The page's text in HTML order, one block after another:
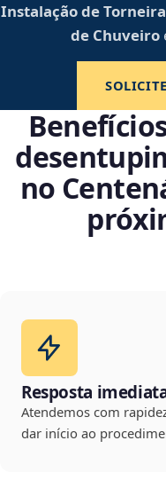
Instalação de Torneira
de Chuveiro
no
Resposta
Atendemos com
dar início ao